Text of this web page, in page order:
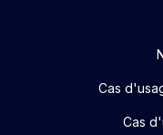
Cas
Cas